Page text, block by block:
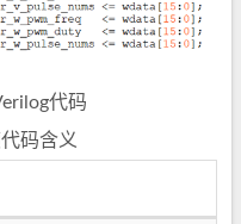
代码
码含义